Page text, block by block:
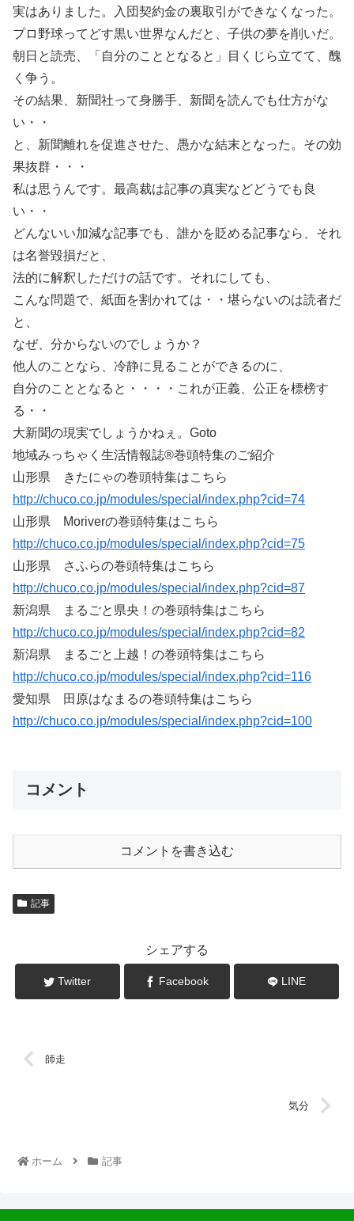
実はありました。入団契約金の裏取引ができなくなった。
プロ野球ってどす黒い世界なんだと、子供の夢を削いだ。
朝日と読売、「自分のこととなると」目くじら立てて、醜
く争う。
その結果、新聞社って身勝手、新聞を読んでも仕方がな
い・・
と、新聞離れを促進させた、愚かな結末となった。その効
果抜群・・・
私は思うんです。最高裁は記事の真実などどうでも良
い・・
どんないい加減な記事でも、誰かを貶める記事なら、それ
は名誉毀損だと、
法的に解釈しただけの話です。それにしても、
こんな問題で、紙面を割かれては・・堪らないのは読者だ
と、
なぜ、分からないのでしょうか？
他人のことなら、冷静に見ることができるのに、
自分のこととなると・・・・これが正義、公正を標榜す
る・・
大新聞の現実でしょうかねぇ。Goto
地域みっちゃく生活情報誌®巻頭特集のご紹介
山形県 きたにゃの巻頭特集はこちら
http://chuco.co.jp/modules/special/index.php?cid=74
山形県 Moriverの巻頭特集はこちら
http://chuco.co.jp/modules/special/index.php?cid=75
山形県 さふらの巻頭特集はこちら
http://chuco.co.jp/modules/special/index.php?cid=87
新潟県 まるごと県央！の巻頭特集はこちら
http://chuco.co.jp/modules/special/index.php?cid=82
新潟県 まるごと上越！の巻頭特集はこちら
http://chuco.co.jp/modules/special/index.php?cid=116
愛知県 田原はなまるの巻頭特集はこちら
http://chuco.co.jp/modules/special/index.php?cid=100
コメント
コメントを書き込む
記事
シェアする
Twitter Facebook LINE
師走
気分
ホーム 記事